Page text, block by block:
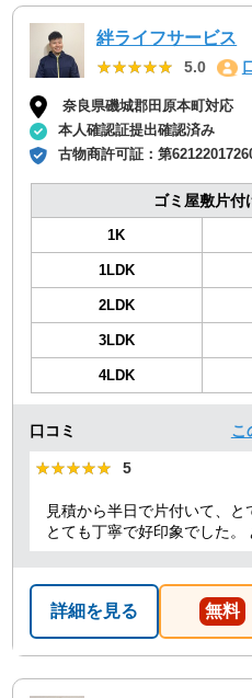
絆ライフサービス
★★★★★
★★★★★ 5.0
奈良県磯城郡田原本町対応
本人確認証提出確認済み
古物商許可証：第
ゴミ屋敷片付
1K
1LDK
2LDK
3LDK
4LDK
口コミ こ
★★★★★
★★★★★ 5
見積から半日で片付いて、
とても丁寧で好印象でした。
詳細を見る 無料